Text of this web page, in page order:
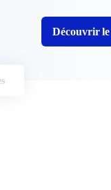
Découvrir